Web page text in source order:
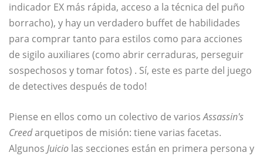
indicador EX más rápida, acceso a la técnica del puño
borracho), y hay un verdadero buffet de habilidades
para comprar tanto para estilos como para acciones
de sigilo auxiliares (como abrir cerraduras, perseguir
sospechosos y tomar fotos) . Sí, este es parte del juego
de detectives después de todo!
Piense en ellos como un colectivo de variosAssassin's
Creedarquetipos de misión: tiene varias facetas.
Algunos Juicio las secciones están en primera persona y